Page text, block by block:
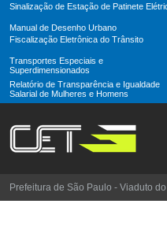
Sinalização de Estação de Patinete
Manual de Desenho Urbano
Fiscalização Eletrônica do Trânsito
Transportes Especiais e
Superdimensionados
Relatório de Transparência e Igualdade
Salarial de Mulheres e Homens
Prefeitura de São Paulo - Viaduto